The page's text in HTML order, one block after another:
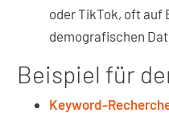
oder TikTok, oft auf
demografischen
Beispiel für
Keyword-